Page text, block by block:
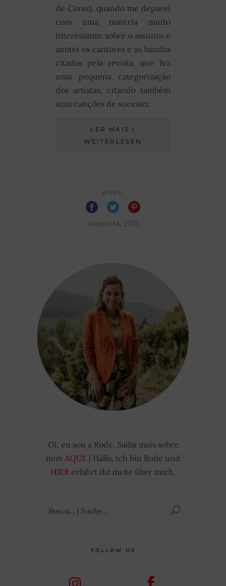
de Caras), quando me deparei
com uma matéria muito
interessante sobre o assunto e
anotei os cantores e as bandas
citadas pela revista, que fez
uma pequena categorização
dos artistas, citando também
suas canções de sucesso:
LER MAIS |
WEITERLESEN
RODE
August 14, 2015
Oi, eu sou a Rode. Saiba mais sobre
mim AQUI. | Hallo, ich bin Rode und
HIER erfahrt ihr mehr über mich.
FOLLOW US